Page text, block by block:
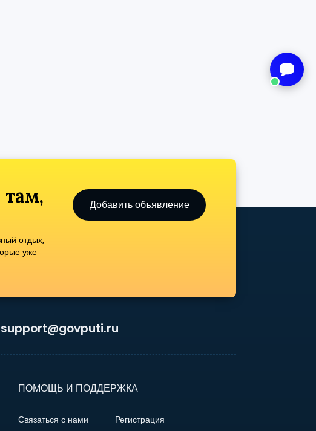
отдых,
уже
Добавить объявление
support@govputi.ru
ПОМОЩЬ И ПОДДЕРЖКА
Связаться с нами
Регистрация